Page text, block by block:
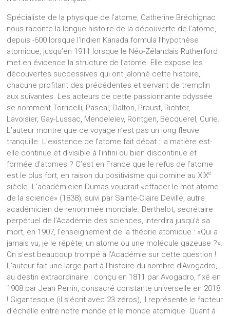
Spécialiste de la physique de l’atome, Catherine Bréchignac
nous raconte la longue histoire de la découverte de l’atome,
depuis -600 lorsque l’Indien Kanada formula l’hypothèse
atomique, jusqu’en 1911 lorsque le Néo-Zélandais Rutherford
met en évidence la structure de l’atome. Elle expose les
découvertes successives qui ont jalonné cette histoire,
chacune profitant des précédentes et servant de tremplin
aux suivantes. Les acteurs de cette passionnante odyssée
se nomment Torricelli, Pascal, Dalton, Proust, Richter,
Lavoisier, Gay-Lussac, Mendeleïev, Röntgen, Becquerel, Curie.
L’auteur montre que ce voyage n’est pas un long fleuve
tranquille. L’existence de l’atome fait débat : la matière est-
elle continue et divisible à l’infini ou bien discontinue et
formée d’atomes ? C’est en France que le refus de l’atome
est le plus fort, en raison du positivisme qui domine au XIXe
siècle. L’académicien Dumas voudrait «effacer le mot atome
de la science» (1838), suivi par Sainte-Claire Deville, autre
académicien de renommée mondiale. Berthelot, secrétaire
perpétuel de l’Académie des sciences, interdira jusqu’à sa
mort, en 1907, l’enseignement de la théorie atomique : «Qui a
jamais vu, je le répète, un atome ou une molécule gazeuse ?».
On s’est beaucoup trompé à l’Académie sur cette question !
L’auteur fait une large part à l’histoire du nombre d’Avogadro,
au destin extraordinaire : conçu en 1811 par Avogadro, fixé en
1908 par Jean Perrin, consacré constante universelle en 2018
! Gigantesque (il s’écrit avec 23 zéros), il représente le facteur
d’échelle entre notre monde et le monde atomique. Quant à